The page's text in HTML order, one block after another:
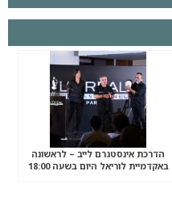
הדרכת אינסטגרם לייב – לראשונה
באקדמיית לוריאל היום בשעה 18:00